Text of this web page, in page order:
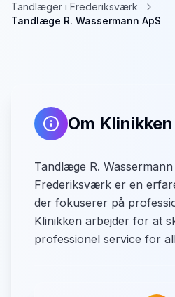
Tandlæger i Frederiksværk
Tandlæge R. Wassermann ApS
Om Klinikken
Tandlæge R.
Frederiksværk er en
der fokuserer på
Klinikken arbejder for at
professionel service for